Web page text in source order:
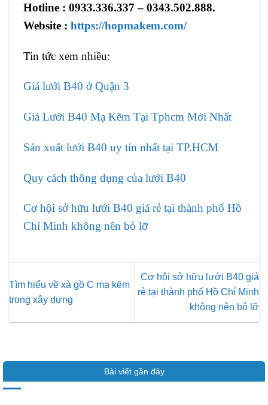
Hotline : 0933.336.337 – 0343.502.888.
Website : https://hopmakem.com/
Tin tức xem nhiều:
Giá lưới B40 ở Quận 3
Giá Lưới B40 Mạ Kẽm Tại Tphcm Mới Nhất
Sản xuất lưới B40 uy tín nhất tại TP.HCM
Quy cách thông dụng của lưới B40
Cơ hội sở hữu lưới B40 giá rẻ tại thành phố Hồ
Chí Minh không nên bỏ lỡ
Tìm hiểu về xà gồ C mạ kẽm
trong xây dựng
Cơ hội sở hữu lưới B40 giá
rẻ tại thành phố Hồ Chí Minh
không nên bỏ lỡ
Bài viết gần đây